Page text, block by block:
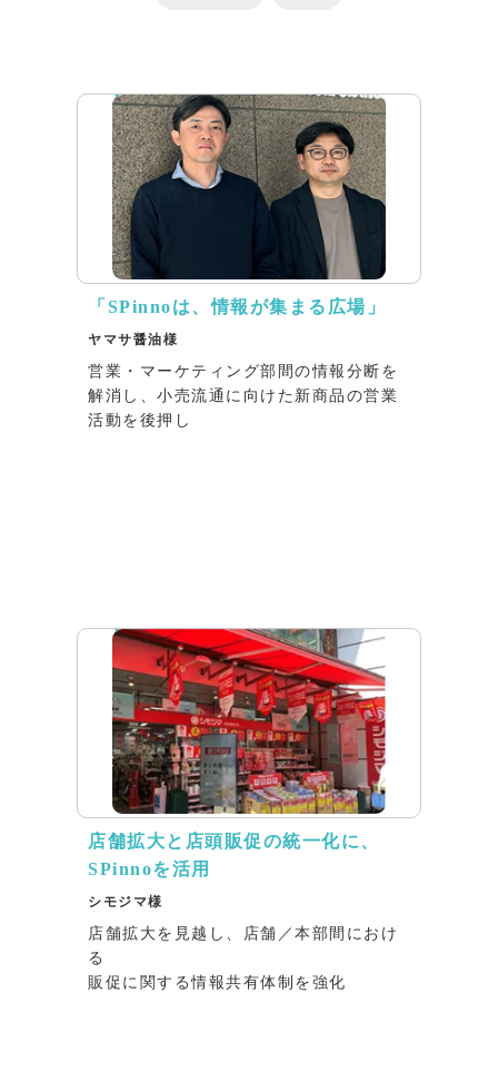
「SPinnoは、情報が集まる広場」
ヤマサ醤油様
営業・マーケティング部間の情報分断を
解消し、小売流通に向けた新商品の営業
活動を後押し
店舗拡大と店頭販促の統一化に、
SPinnoを活用
シモジマ様
店舗拡大を見越し、店舗／本部間におけ
る
販促に関する情報共有体制を強化